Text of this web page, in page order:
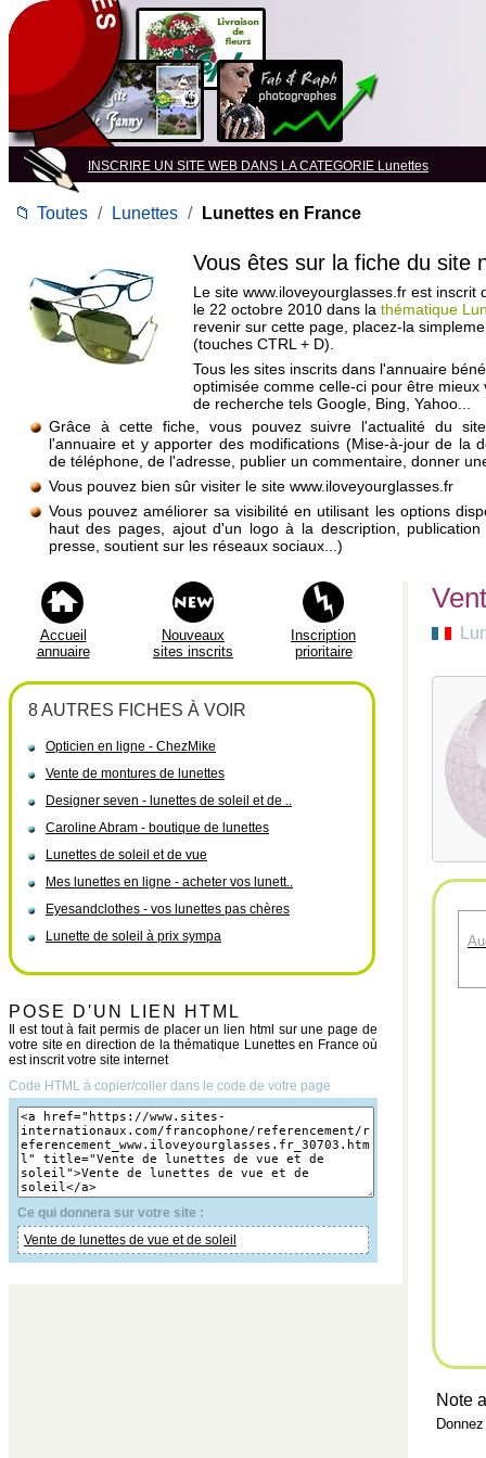
INSCRIRE UN SITE WEB DANS LA CATEGORIE Lunettes
📁 Toutes / Lunettes / Lunettes en France
Vous êtes sur la fiche du site
Le site www.iloveyourglasses.fr est inscrit
le 22 octobre 2010 dans la thématique
revenir sur cette page, placez-la
(touches CTRL + D).
Tous les sites inscrits dans l'annuaire
optimisée comme celle-ci pour être mieux
de recherche tels Google, Bing, Yahoo...
Grâce à cette fiche, vous pouvez suivre l'actualité du
l'annuaire et y apporter des modifications (Mise-à-jour de la
de téléphone, de l'adresse, publier un commentaire, donner
Vous pouvez bien sûr visiter le site www.iloveyourglasses.fr
Vous pouvez améliorer sa visibilité en utilisant les options
haut des pages, ajout d'un logo à la description,
presse, soutient sur les réseaux sociaux...)
Accueil
annuaire
Nouveaux
sites inscrits
Inscription
prioritaire
8 AUTRES FICHES À VOIR
Opticien en ligne - ChezMike
Vente de montures de lunettes
Designer seven - lunettes de soleil et de ..
Caroline Abram - boutique de lunettes
Lunettes de soleil et de vue
Mes lunettes en ligne - acheter vos lunett..
Eyesandclothes - vos lunettes pas chères
Lunette de soleil à prix sympa
POSE D'UN LIEN HTML
Il est tout à fait permis de placer un lien html sur une page de
votre site en direction de la thématique Lunettes en France où
est inscrit votre site internet
Code HTML à copier/coller dans le code de votre page
Ce qui donnera sur votre site :
Vente de lunettes de vue et de soleil
Note